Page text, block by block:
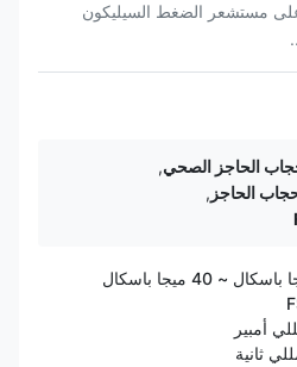
مستشعر الضغط السيليكون
الصحي,
,